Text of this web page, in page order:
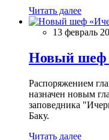
Читать далее
13 февраль
Новый шеф
Распоряжением
назначен новым
заповедника
Баку.
Читать далее